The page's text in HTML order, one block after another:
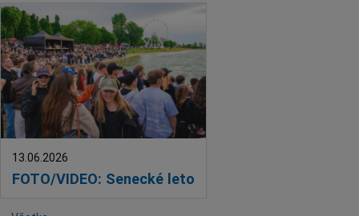
FOTO/VIDEO: Senecké leto
13.06.2026